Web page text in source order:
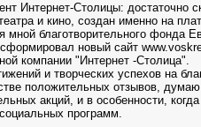
Интернет-Столицы: достаточно
и кино, создан именно на
мной благотворительного фонда
новый сайт
компании "Интернет -Столица".
и творческих успехов на
положительных отзывов,
акций, и в особенности, когда
программ.